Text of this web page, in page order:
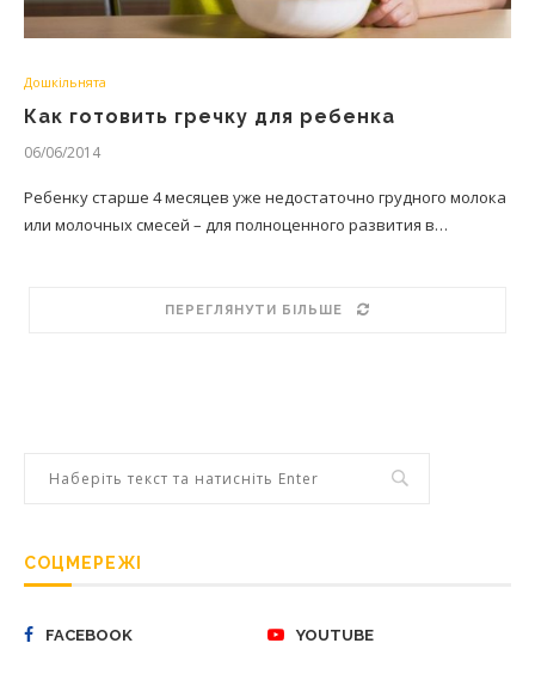
Дошкільнята
Как готовить гречку для ребенка
06/06/2014
Ребенку старше 4 месяцев уже недостаточно грудного молока
или молочных смесей – для полноценного развития в…
ПЕРЕГЛЯНУТИ БІЛЬШЕ
СОЦМЕРЕЖІ
FACEBOOK YOUTUBE